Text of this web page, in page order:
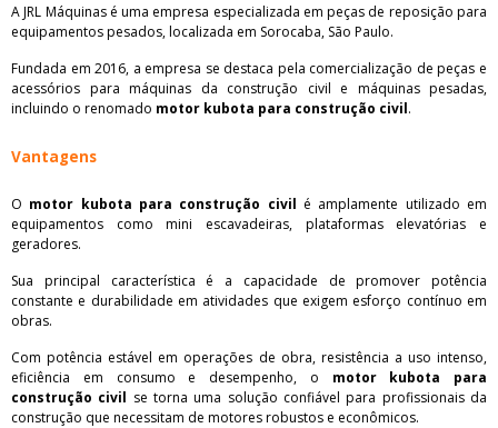
A JRL Máquinas é uma empresa especializada em peças de reposição para
equipamentos pesados, localizada em Sorocaba, São Paulo.
Fundada em 2016, a empresa se destaca pela comercialização de peças e
acessórios para máquinas da construção civil e máquinas pesadas,
incluindo o renomado motor kubota para construção civil.
Vantagens
O motor kubota para construção civil é amplamente utilizado em
equipamentos como mini escavadeiras, plataformas elevatórias e
geradores.
Sua principal característica é a capacidade de promover potência
constante e durabilidade em atividades que exigem esforço contínuo em
obras.
Com potência estável em operações de obra, resistência a uso intenso,
eficiência em consumo e desempenho, o motor kubota para
construção civil se torna uma solução confiável para profissionais da
construção que necessitam de motores robustos e econômicos.